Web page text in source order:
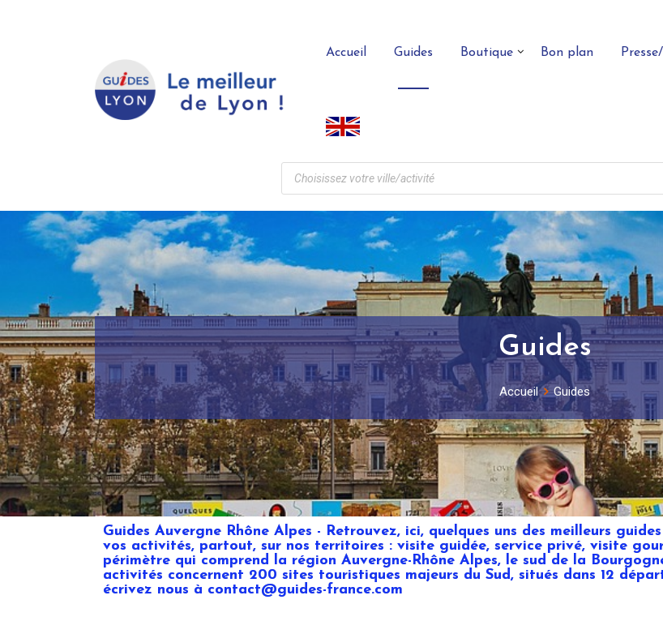
Accueil Guides Boutique Bon plan
Guides
Accueil Guides
Guides Auvergne Rhône Alpes - Retrouvez, ici, quelques uns des meilleurs
vos activités, partout, sur nos territoires : visite guidée, service privé, visite
périmètre qui comprend la région Auvergne-Rhône Alpes, le sud de la
activités concernent 200 sites touristiques majeurs du Sud, situés dans 12
écrivez nous à contact@guides-france.com